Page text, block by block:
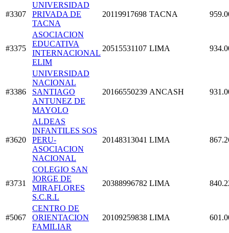
#3307
UNIVERSIDAD
PRIVADA DE
TACNA
20119917698 TACNA
#3375
ASOCIACION
EDUCATIVA
INTERNACIONAL
ELIM
20515531107 LIMA
#3386
UNIVERSIDAD
NACIONAL
SANTIAGO
ANTUNEZ DE
MAYOLO
20166550239 ANCASH
#3620
ALDEAS
INFANTILES SOS
PERU-
ASOCIACION
NACIONAL
20148313041 LIMA
#3731
COLEGIO SAN
JORGE DE
MIRAFLORES
S.C.R.L
20388996782 LIMA
#5067
CENTRO DE
ORIENTACION
FAMILIAR
20109259838 LIMA